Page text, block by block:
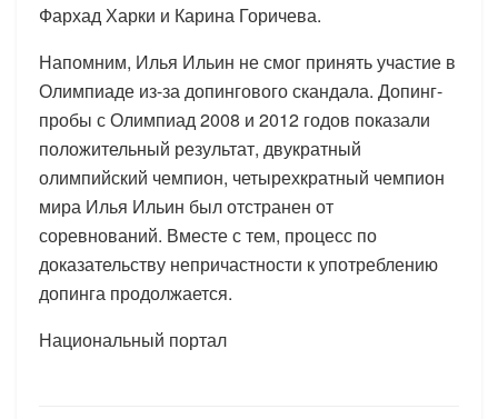
Фархад Харки и Карина Горичева.
Напомним, Илья Ильин не смог принять участие в
Олимпиаде из-за допингового скандала. Допинг-
пробы с Олимпиад 2008 и 2012 годов показали
положительный результат, двукратный
олимпийский чемпион, четырехкратный чемпион
мира Илья Ильин был отстранен от
соревнований. Вместе с тем, процесс по
доказательству непричастности к употреблению
допинга продолжается.
Национальный портал